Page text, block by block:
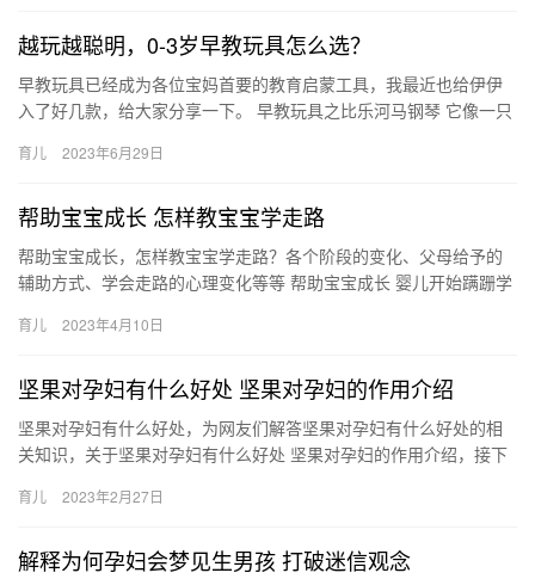
越玩越聪明，0-3岁早教玩具怎么选？
早教玩具已经成为各位宝妈首要的教育启蒙工具，我最近也给伊伊
入了好几款，给大家分享一下。 早教玩具之比乐河马钢琴 它像一只
首…
育儿 2023年6月29日
帮助宝宝成长 怎样教宝宝学走路
帮助宝宝成长，怎样教宝宝学走路？各个阶段的变化、父母给予的
辅助方式、学会走路的心理变化等等 帮助宝宝成长 婴儿开始蹒跚学
伤…
育儿 2023年4月10日
坚果对孕妇有什么好处 坚果对孕妇的作用介绍
坚果对孕妇有什么好处，为网友们解答坚果对孕妇有什么好处的相
关知识，关于坚果对孕妇有什么好处 坚果对孕妇的作用介绍，接下
坚…
育儿 2023年2月27日
解释为何孕妇会梦见生男孩 打破迷信观念